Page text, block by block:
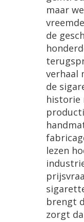
maar
vreemde
de
verhaal
de
historie
lezen
brengt
zorgt